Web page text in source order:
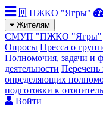
ПЖКО "Ягры"
Жителям
СМУП "ПЖКО "Ягры"
Опросы Пресса о
Полномочия, задачи и
деятельности Перечень
определяющих
подготовки к
Войти